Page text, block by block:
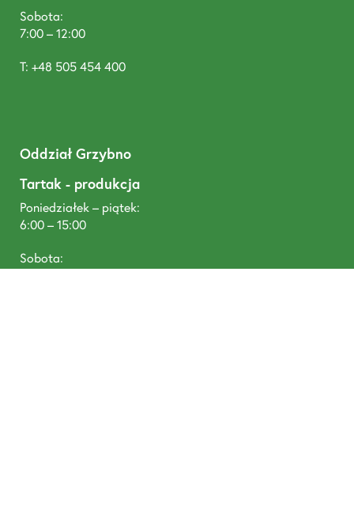
Sobota:
7:00 – 12:00
T: +48 505 454 400
Oddział Grzybno
Tartak - produkcja
Poniedziałek – piątek:
6:00 – 15:00
Sobota: